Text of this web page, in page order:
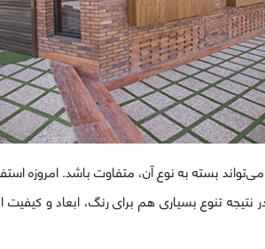
بسته به نوع آن، متفاوت باشد. امروزه
نتیجه تنوع بسیاری هم برای رنگ، ابعاد و